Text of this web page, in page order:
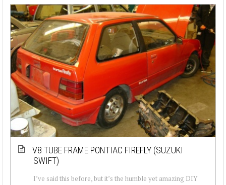
V8 TUBE FRAME PONTIAC FIREFLY (SUZUKI
SWIFT)
I’ve said this before, but it’s the humble yet amazing DIY